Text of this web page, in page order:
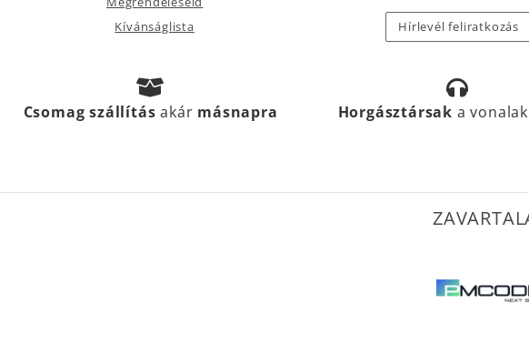
Kívánságlista
Hírlevél feliratkozás
Csomag szállításakár másnapra Horgásztársak a